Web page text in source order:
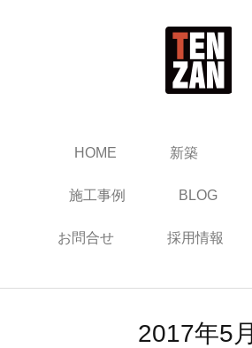
HOME 新築
施工事例 BLOG
お問合せ 採用情報
2017年5月